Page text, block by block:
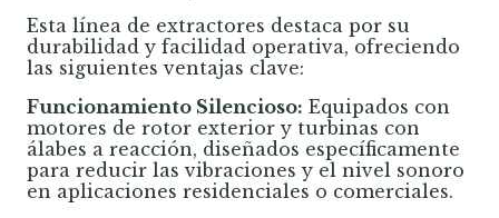
Esta línea de extractores destaca por su
durabilidad y facilidad operativa, ofreciendo
las siguientes ventajas clave:
Funcionamiento Silencioso: Equipados con
motores de rotor exterior y turbinas con
álabes a reacción, diseñados específicamente
para reducir las vibraciones y el nivel sonoro
en aplicaciones residenciales o comerciales.